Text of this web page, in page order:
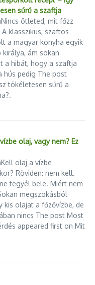
sűrű a szaftja
ötleted, mit főzz
A klasszikus, szaftos
a magyar konyha egyik
ám sokan
a hibát, hogy a szaftja
hús pedig The post
tökéletesen sűrű a
olaj, vagy nem? Ez
olaj a vízbe
Röviden: nem kell.
tegyél bele. Miért nem
megszokásból
kis olajat a főzővízbe, de
nincs The post Most
appeared first on Mit